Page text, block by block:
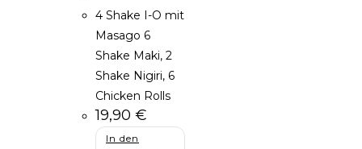
4 Shake I-O mit
Masago 6
Shake Maki, 2
Shake Nigiri, 6
Chicken Rolls
19,90 €
In den